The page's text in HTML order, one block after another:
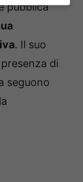
pubblica
. Il suo
di
seguono